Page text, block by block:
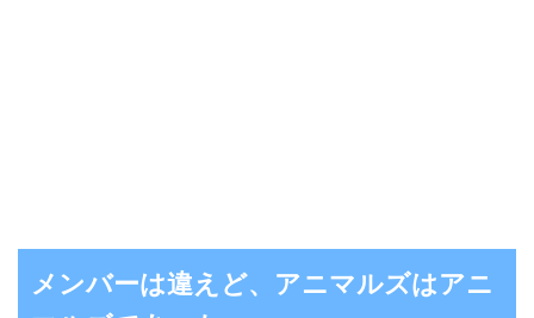
メンバーは違えど、アニマルズはアニ